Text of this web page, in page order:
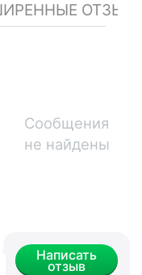
Сообщения
не найдены
Написать
отзыв